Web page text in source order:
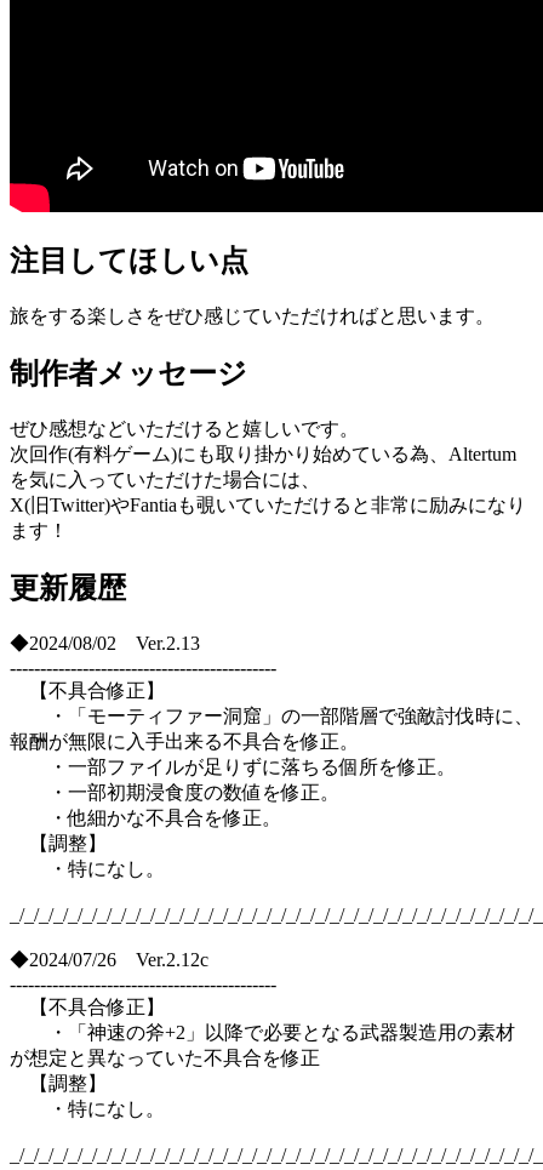
注目してほしい点
旅をする楽しさをぜひ感じていただければと思います。
制作者メッセージ
ぜひ感想などいただけると嬉しいです。
次回作(有料ゲーム)にも取り掛かり始めている為、Altertum
を気に入っていただけた場合には、
X(旧Twitter)やFantiaも覗いていただけると非常に励みになり
ます！
更新履歴
◆2024/08/02 Ver.2.13
--------------------------------------------
【不具合修正】
・「モーティファー洞窟」の一部階層で強敵討伐時に、
報酬が無限に入手出来る不具合を修正。
・一部ファイルが足りずに落ちる個所を修正。
・一部初期浸食度の数値を修正。
・他細かな不具合を修正。
【調整】
・特になし。
_/_/_/_/_/_/_/_/_/_/_/_/_/_/_/_/_/_/_/_/_/_/_/_/_/_/_/_/_/_/_/_/_/_/_/
◆2024/07/26 Ver.2.12c
--------------------------------------------
【不具合修正】
・「神速の斧+2」以降で必要となる武器製造用の素材
が想定と異なっていた不具合を修正
【調整】
・特になし。
_/_/_/_/_/_/_/_/_/_/_/_/_/_/_/_/_/_/_/_/_/_/_/_/_/_/_/_/_/_/_/_/_/_/_/